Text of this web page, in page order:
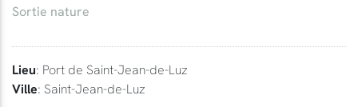
Sortie nature
Lieu: Port de Saint-Jean-de-Luz
Ville: Saint-Jean-de-Luz